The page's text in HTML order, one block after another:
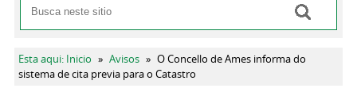
Formulario de busca
Buscar
Vostede está aquí
Esta aqui: Inicio » Avisos » O Concello de Ames informa do
sistema de cita previa para o Catastro